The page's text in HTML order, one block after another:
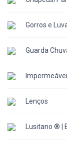
Gorros e
Guarda
Lenços
Lusitano ® |